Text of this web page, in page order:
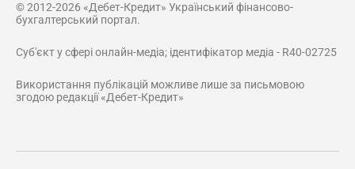
© 2012-2026 «Дебет-Кредит» Український фінансово-
бухгалтерський портал.
Суб'єкт у сфері онлайн-медіа; ідентифікатор медіа - R40-02725
Використання публікацій можливе лише за письмовою
згодою редакції «Дебет-Кредит»